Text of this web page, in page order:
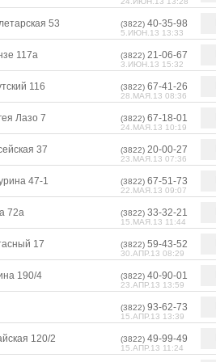
53 (3822) 40-35-98
5.ИЮН.13 13:33
117а (3822) 21-06-67
3.ИЮН.13 15:32
116 (3822) 67-41-26
28.МАЯ.13 08:36
Лазо 7 (3822) 67-18-01
24.МАЯ.13 10:19
37 (3822) 20-00-27
23.МАЯ.13 07:36
47-1 (3822) 67-51-73
22.МАЯ.13 09:07
72а (3822) 33-32-21
15.МАЯ.13 11:44
17 (3822) 59-43-52
30.АПР.13 08:29
190/4 (3822) 40-90-01
23.АПР.13 13:59
(3822) 93-62-73
15.АПР.13 13:39
120/2 (3822) 49-99-49
15.АПР.13 11:24